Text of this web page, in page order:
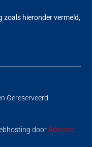
zoals hieronder vermeld,
Gereserveerd.
doorActivato